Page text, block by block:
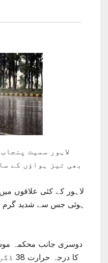
لاہور سمیت
بھی تیز ہواؤں کے
لاہور کے کئی علاقوں
ہوئی جس سے شدید گرم
دوسری جانب محکمہ
کا